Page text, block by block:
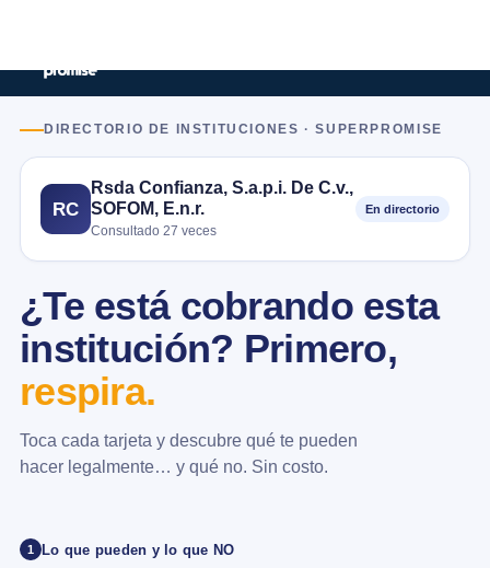
DIRECTORIO DE INSTITUCIONES · SUPERPROMISE
RC
Rsda Confianza, S.a.p.i. De C.v.,
SOFOM, E.n.r.
Consultado 27 veces
En directorio
¿Te está cobrando esta
institución? Primero,
respira.
Toca cada tarjeta y descubre qué te pueden
hacer legalmente… y qué no. Sin costo.
1 Lo que pueden y lo que NO